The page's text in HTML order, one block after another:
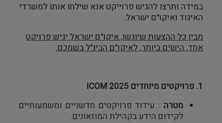
במידה ותרצו להגיש פרוייקט אנא שילחו אותו למשרדי
האיגוד ואיקו"ם ישראל.
מבין כל ההצעות שיוגשו, איקו"ם ישראל יגיש פרויקט
אחד, הישים ביותר, לאיקו"ם הבינ"ל בשמכם.
1. פרויקטים מיוחדים
ICOM 2025
מטרה : עידוד פרויקטים חדשניים ומשמעותיים
לקידום הידע בקהילת המוזאונים.